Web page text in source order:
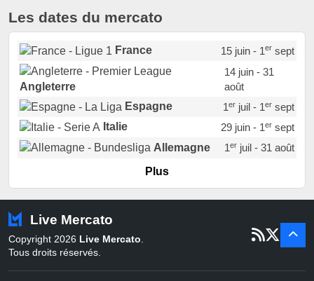
Les dates du mercato
France 15 juin - 1ersept
Angleterre
14 juin - 31
août
Espagne
1erjuil - 1ersept
Italie
29 juin - 1ersept
Allemagne
1erjuil - 31 août
Portugal
Pays-Bas
22 juin - 2 sept
Belgique
juil - 31
Plus
Live Mercato
Copyright 2026 Live Mercato
Tous droits réservés.